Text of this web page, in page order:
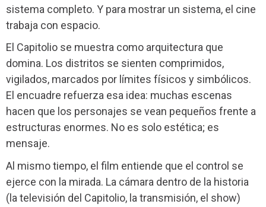
sistema completo. Y para mostrar un sistema, el cine
trabaja con espacio.
El Capitolio se muestra como arquitectura que
domina. Los distritos se sienten comprimidos,
vigilados, marcados por límites físicos y simbólicos.
El encuadre refuerza esa idea: muchas escenas
hacen que los personajes se vean pequeños frente a
estructuras enormes. No es solo estética; es
mensaje.
Al mismo tiempo, el film entiende que el control se
ejerce con la mirada. La cámara dentro de la historia
(la televisión del Capitolio, la transmisión, el show)